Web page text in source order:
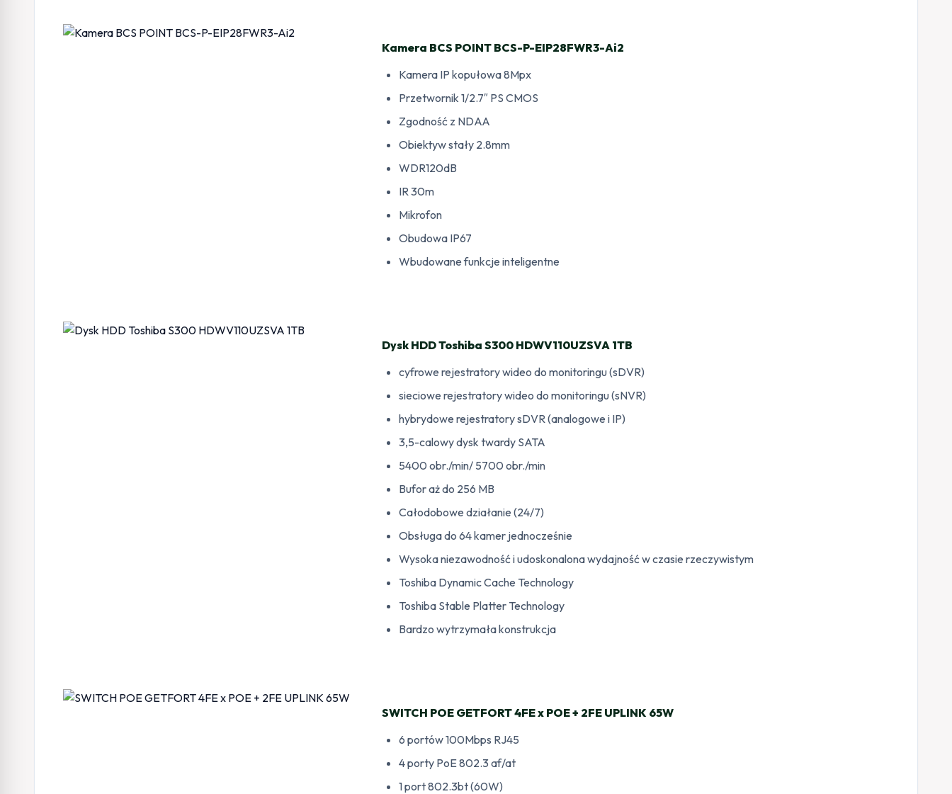
Kamera BCS POINT BCS-P-EIP28FWR3-Ai2
Kamera IP kopułowa 8Mpx
Przetwornik 1/2.7″ PS CMOS
Zgodność z NDAA
Obiektyw stały 2.8mm
WDR120dB
IR 30m
Mikrofon
Obudowa IP67
Wbudowane funkcje inteligentne
Dysk HDD Toshiba S300 HDWV110UZSVA 1TB
cyfrowe rejestratory wideo do monitoringu (sDVR)
sieciowe rejestratory wideo do monitoringu (sNVR)
hybrydowe rejestratory sDVR (analogowe i IP)
3,5-calowy dysk twardy SATA
5400 obr./min/ 5700 obr./min
Bufor aż do 256 MB
Całodobowe działanie (24/7)
Obsługa do 64 kamer jednocześnie
Wysoka niezawodność i udoskonalona wydajność w czasie rzeczywistym
Toshiba Dynamic Cache Technology
Toshiba Stable Platter Technology
Bardzo wytrzymała konstrukcja
SWITCH POE GETFORT 4FE x POE + 2FE UPLINK 65W
6 portów 100Mbps RJ45
4 porty PoE 802.3 af/at
1 port 802.3bt (60W)